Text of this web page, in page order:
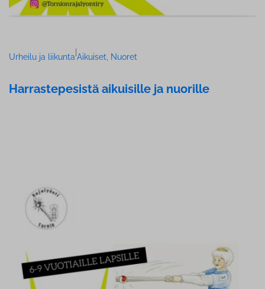
Urheilu ja liikunta Aikuiset, Nuoret
Har­ras­te­pe­sis­tä aikuisille ja nuorille